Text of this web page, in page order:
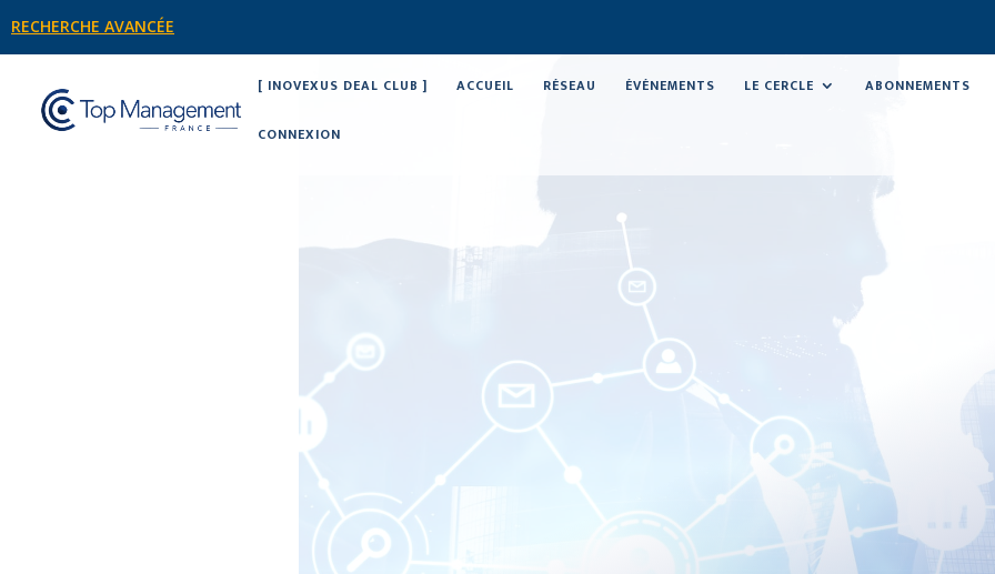
RECHERCHE AVANCÉE
[ INOVEXUS DEAL CLUB ] ACCUEIL RÉSEAU ÉVÉNEMENTS LE CERCLE ABONNEMENTS
CONNEXION